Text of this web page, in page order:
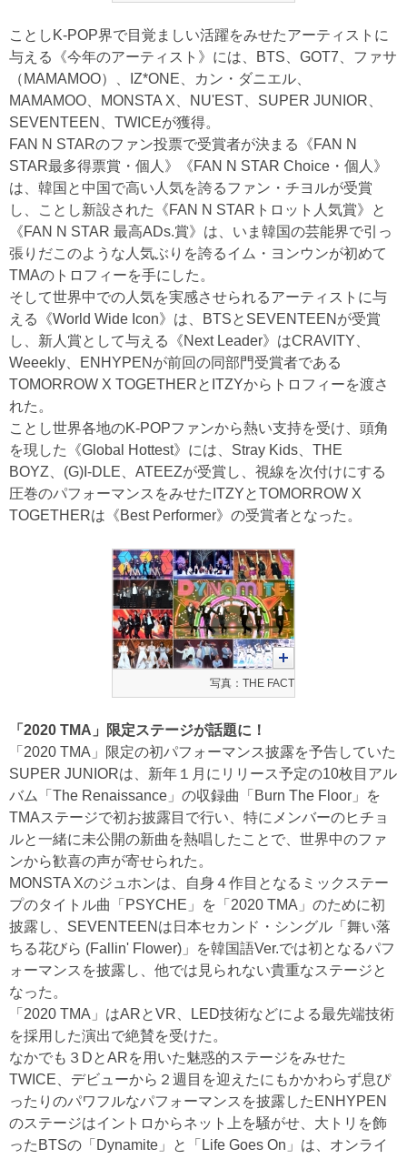
ことしK-POP界で目覚ましい活躍をみせたアーティストに
与える《今年のアーティスト》には、BTS、GOT7、ファサ
（MAMAMOO）、IZ*ONE、カン・ダニエル、
MAMAMOO、MONSTA X、NU'EST、SUPER JUNIOR、
SEVENTEEN、TWICEが獲得。
FAN N STARのファン投票で受賞者が決まる《FAN N
STAR最多得票賞・個人》《FAN N STAR Choice・個人》
は、韓国と中国で高い人気を誇るファン・チヨルが受賞
し、ことし新設された《FAN N STARトロット人気賞》と
《FAN N STAR 最高ADs.賞》は、いま韓国の芸能界で引っ
張りだこのような人気ぶりを誇るイム・ヨンウンが初めて
TMAのトロフィーを手にした。
そして世界中での人気を実感させられるアーティストに与
える《World Wide Icon》は、BTSとSEVENTEENが受賞
し、新人賞として与える《Next Leader》はCRAVITY、
Weeekly、ENHYPENが前回の同部門受賞者である
TOMORROW X TOGETHERとITZYからトロフィーを渡さ
れた。
ことし世界各地のK-POPファンから熱い支持を受け、頭角
を現した《Global Hottest》には、Stray Kids、THE
BOYZ、(G)I-DLE、ATEEZが受賞し、視線を次付けにする
圧巻のパフォーマンスをみせたITZYとTOMORROW X
TOGETHERは《Best Performer》の受賞者となった。
写真：THE FACT
「2020 TMA」限定ステージが話題に！
「2020 TMA」限定の初パフォーマンス披露を予告していた
SUPER JUNIORは、新年１月にリリース予定の10枚目アル
バム「The Renaissance」の収録曲「Burn The Floor」を
TMAステージで初お披露目で行い、特にメンバーのヒチョ
ルと一緒に未公開の新曲を熱唱したことで、世界中のファ
ンから歓喜の声が寄せられた。
MONSTA Xのジュホンは、自身４作目となるミックステー
プのタイトル曲「PSYCHE」を「2020 TMA」のために初
披露し、SEVENTEENは日本セカンド・シングル「舞い落
ちる花びら (Fallin' Flower)」を韓国語Ver.では初となるパフ
ォーマンスを披露し、他では見られない貴重なステージと
なった。
「2020 TMA」はARとVR、LED技術などによる最先端技術
を採用した演出で絶賛を受けた。
なかでも３DとARを用いた魅惑的ステージをみせた
TWICE、デビューから２週目を迎えたにもかかわらず息ぴ
ったりのパワフルなパフォーマンスを披露したENHYPEN
のステージはイントロからネット上を騒がせ、大トリを飾
ったBTSの「Dynamite」と「Life Goes On」は、オンライ